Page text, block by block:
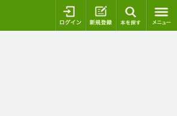
ログイン 新規登録